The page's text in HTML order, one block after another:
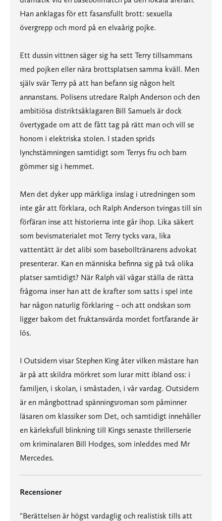
Han anklagas för ett fasansfullt brott: sexuella
övergrepp och mord på en elvaårig pojke.
Ett dussin vittnen säger sig ha sett Terry tillsammans
med pojken eller nära brottsplatsen samma kväll. Men
själv svär Terry på att han befann sig någon helt
annanstans. Polisens utredare Ralph Anderson och den
ambitiösa distriktsåklagaren Bill Samuels är dock
övertygade om att de fått tag på rätt man och vill se
honom i elektriska stolen. I staden sprids
lynchstämningen samtidigt som Terrys fru och barn
gömmer sig i hemmet.
Men det dyker upp märkliga inslag i utredningen som
inte går att förklara, och Ralph Anderson tvingas till sin
förfäran inse att historierna inte går ihop. Lika säkert
som bevismaterialet mot Terry tycks vara, lika
vattentätt är det alibi som basebolltränarens advokat
presenterar. Kan en människa befinna sig på två olika
platser samtidigt? När Ralph väl vågar ställa de rätta
frågorna inser han att de krafter som satts i spel inte
har någon naturlig förklaring – och att ondskan som
ligger bakom det fruktansvärda mordet fortfarande är
lös.
I Outsidern visar Stephen King åter vilken mästare han
är på att skildra mörkret som lurar mitt ibland oss: i
familjen, i skolan, i småstaden, i vår vardag. Outsidern
är en mångbottnad spänningsroman som påminner
läsaren om klassiker som Det, och samtidigt innehåller
en kärleksfull blinkning till Kings senaste thrillerserie
om kriminalaren Bill Hodges, som inleddes med Mr
Mercedes.
Recensioner
"Berättelsen är högst vardaglig och realistisk tills att